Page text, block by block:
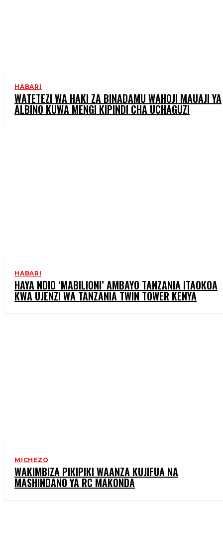
HABARI
WATETEZI WA HAKI ZA BINADAMU WAHOJI MAUAJI YA
ALBINO KUWA MENGI KIPINDI CHA UCHAGUZI
HABARI
HAYA NDIO ‘MABILIONI’ AMBAYO TANZANIA ITAOKOA
KWA UJENZI WA TANZANIA TWIN TOWER KENYA
MICHEZO
WAKIMBIZA PIKIPIKI WAANZA KUJIFUA NA
MASHINDANO YA RC MAKONDA